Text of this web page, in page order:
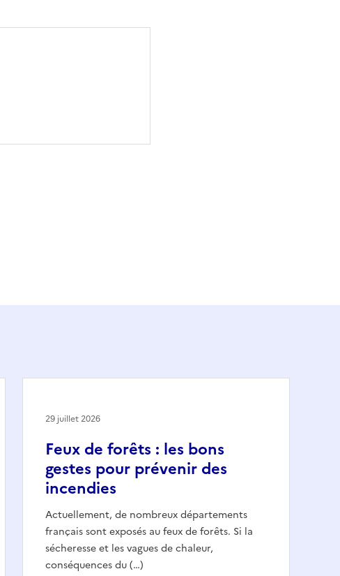
Feux de forêts : les bons
gestes pour prévenir des
incendies
Actuellement, de nombreux départements
français sont exposés au feux de forêts. Si la
sécheresse et les vagues de chaleur,
conséquences du (…)
29 juillet 2026